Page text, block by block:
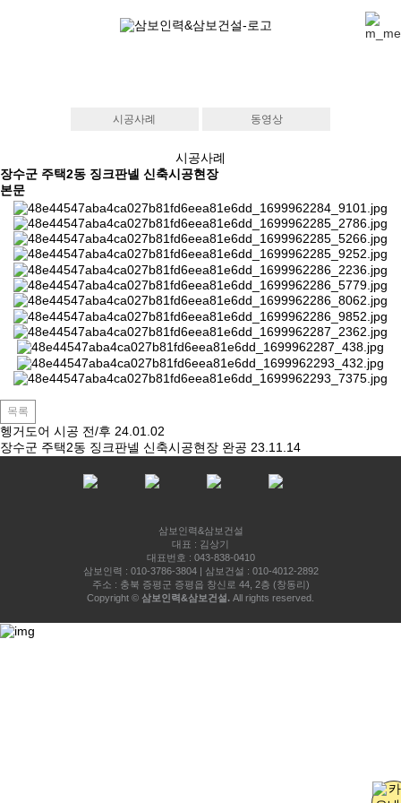
시공사례 동영상
시공사례
장수군 주택2동 징크판넬 신축시공현장
본문
목록
헹거도어 시공 전/후 24.01.02
장수군 주택2동 징크판넬 신축시공현장 완공 23.11.14
삼보인력&삼보건설
대표 : 김상기
대표번호 : 043-838-0410
삼보인력 : 010-3786-3804 | 삼보건설 : 010-4012-2892
주소 : 충북 증평군 증평읍 창신로 44, 2층 (창동리)
Copyright © 삼보인력&삼보건설. All rights reserved.